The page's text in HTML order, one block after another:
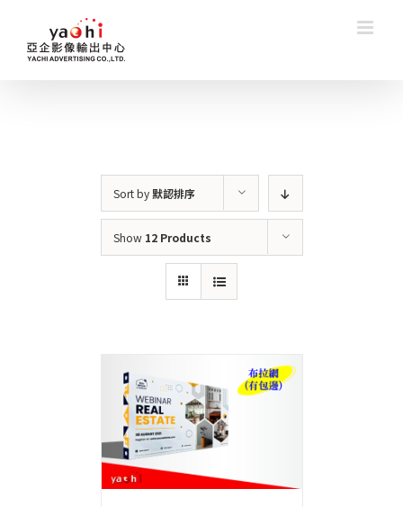
content
Sort by默認排序
Show 12 Products